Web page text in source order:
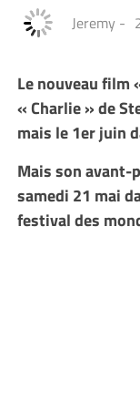
Jeremy -
Le nouveau film
« Charlie » de
mais le 1er juin
Mais son avant-
samedi 21 mai
festival des